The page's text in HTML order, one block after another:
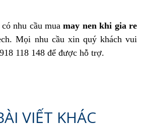
nhu cầu muamay nen khi gia re
Mọi nhu cầu xin quý khách vui
118 148 để được hỗ trợ.
VIẾT KHÁC